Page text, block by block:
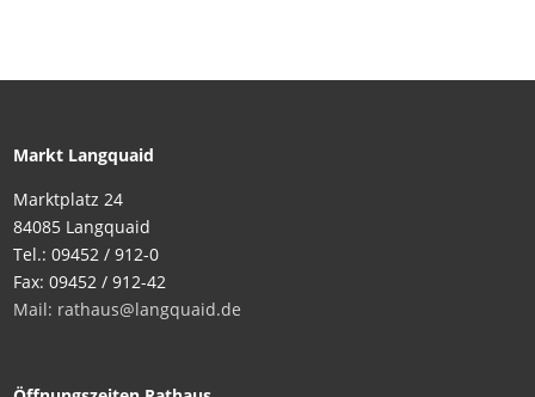
Markt Langquaid
Marktplatz 24
84085 Langquaid
Tel.: 09452 / 912-0
Fax: 09452 / 912-42
Mail: rathaus@langquaid.de